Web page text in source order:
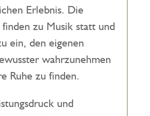
Erlebnis. Die
zu Musik statt und
ein, den eigenen
wahrzunehmen
Ruhe zu finden.
und